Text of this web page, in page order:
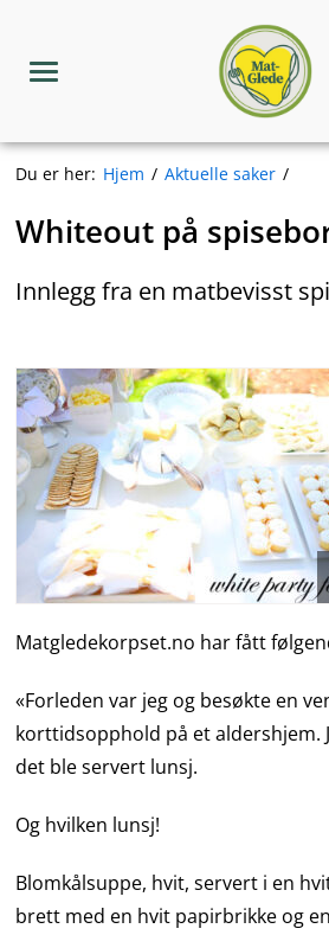
innholdMeny
Matgledekorpset
Du er her: Hjem Aktuelle saker
Whiteout på
Innlegg fra en matbevisst
Matgledekorpset.no har fått
«Forleden var jeg og besøkte en
korttidsopphold på et aldershjem.
det ble servert lunsj.
Og hvilken lunsj!
Blomkålsuppe, hvit, servert i en
brett med en hvit papirbrikke og